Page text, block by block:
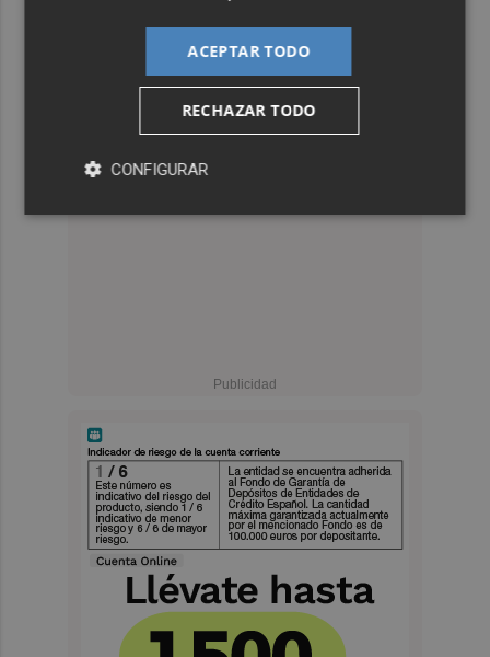
ACEPTAR TODO
RECHAZAR TODO
CONFIGURAR